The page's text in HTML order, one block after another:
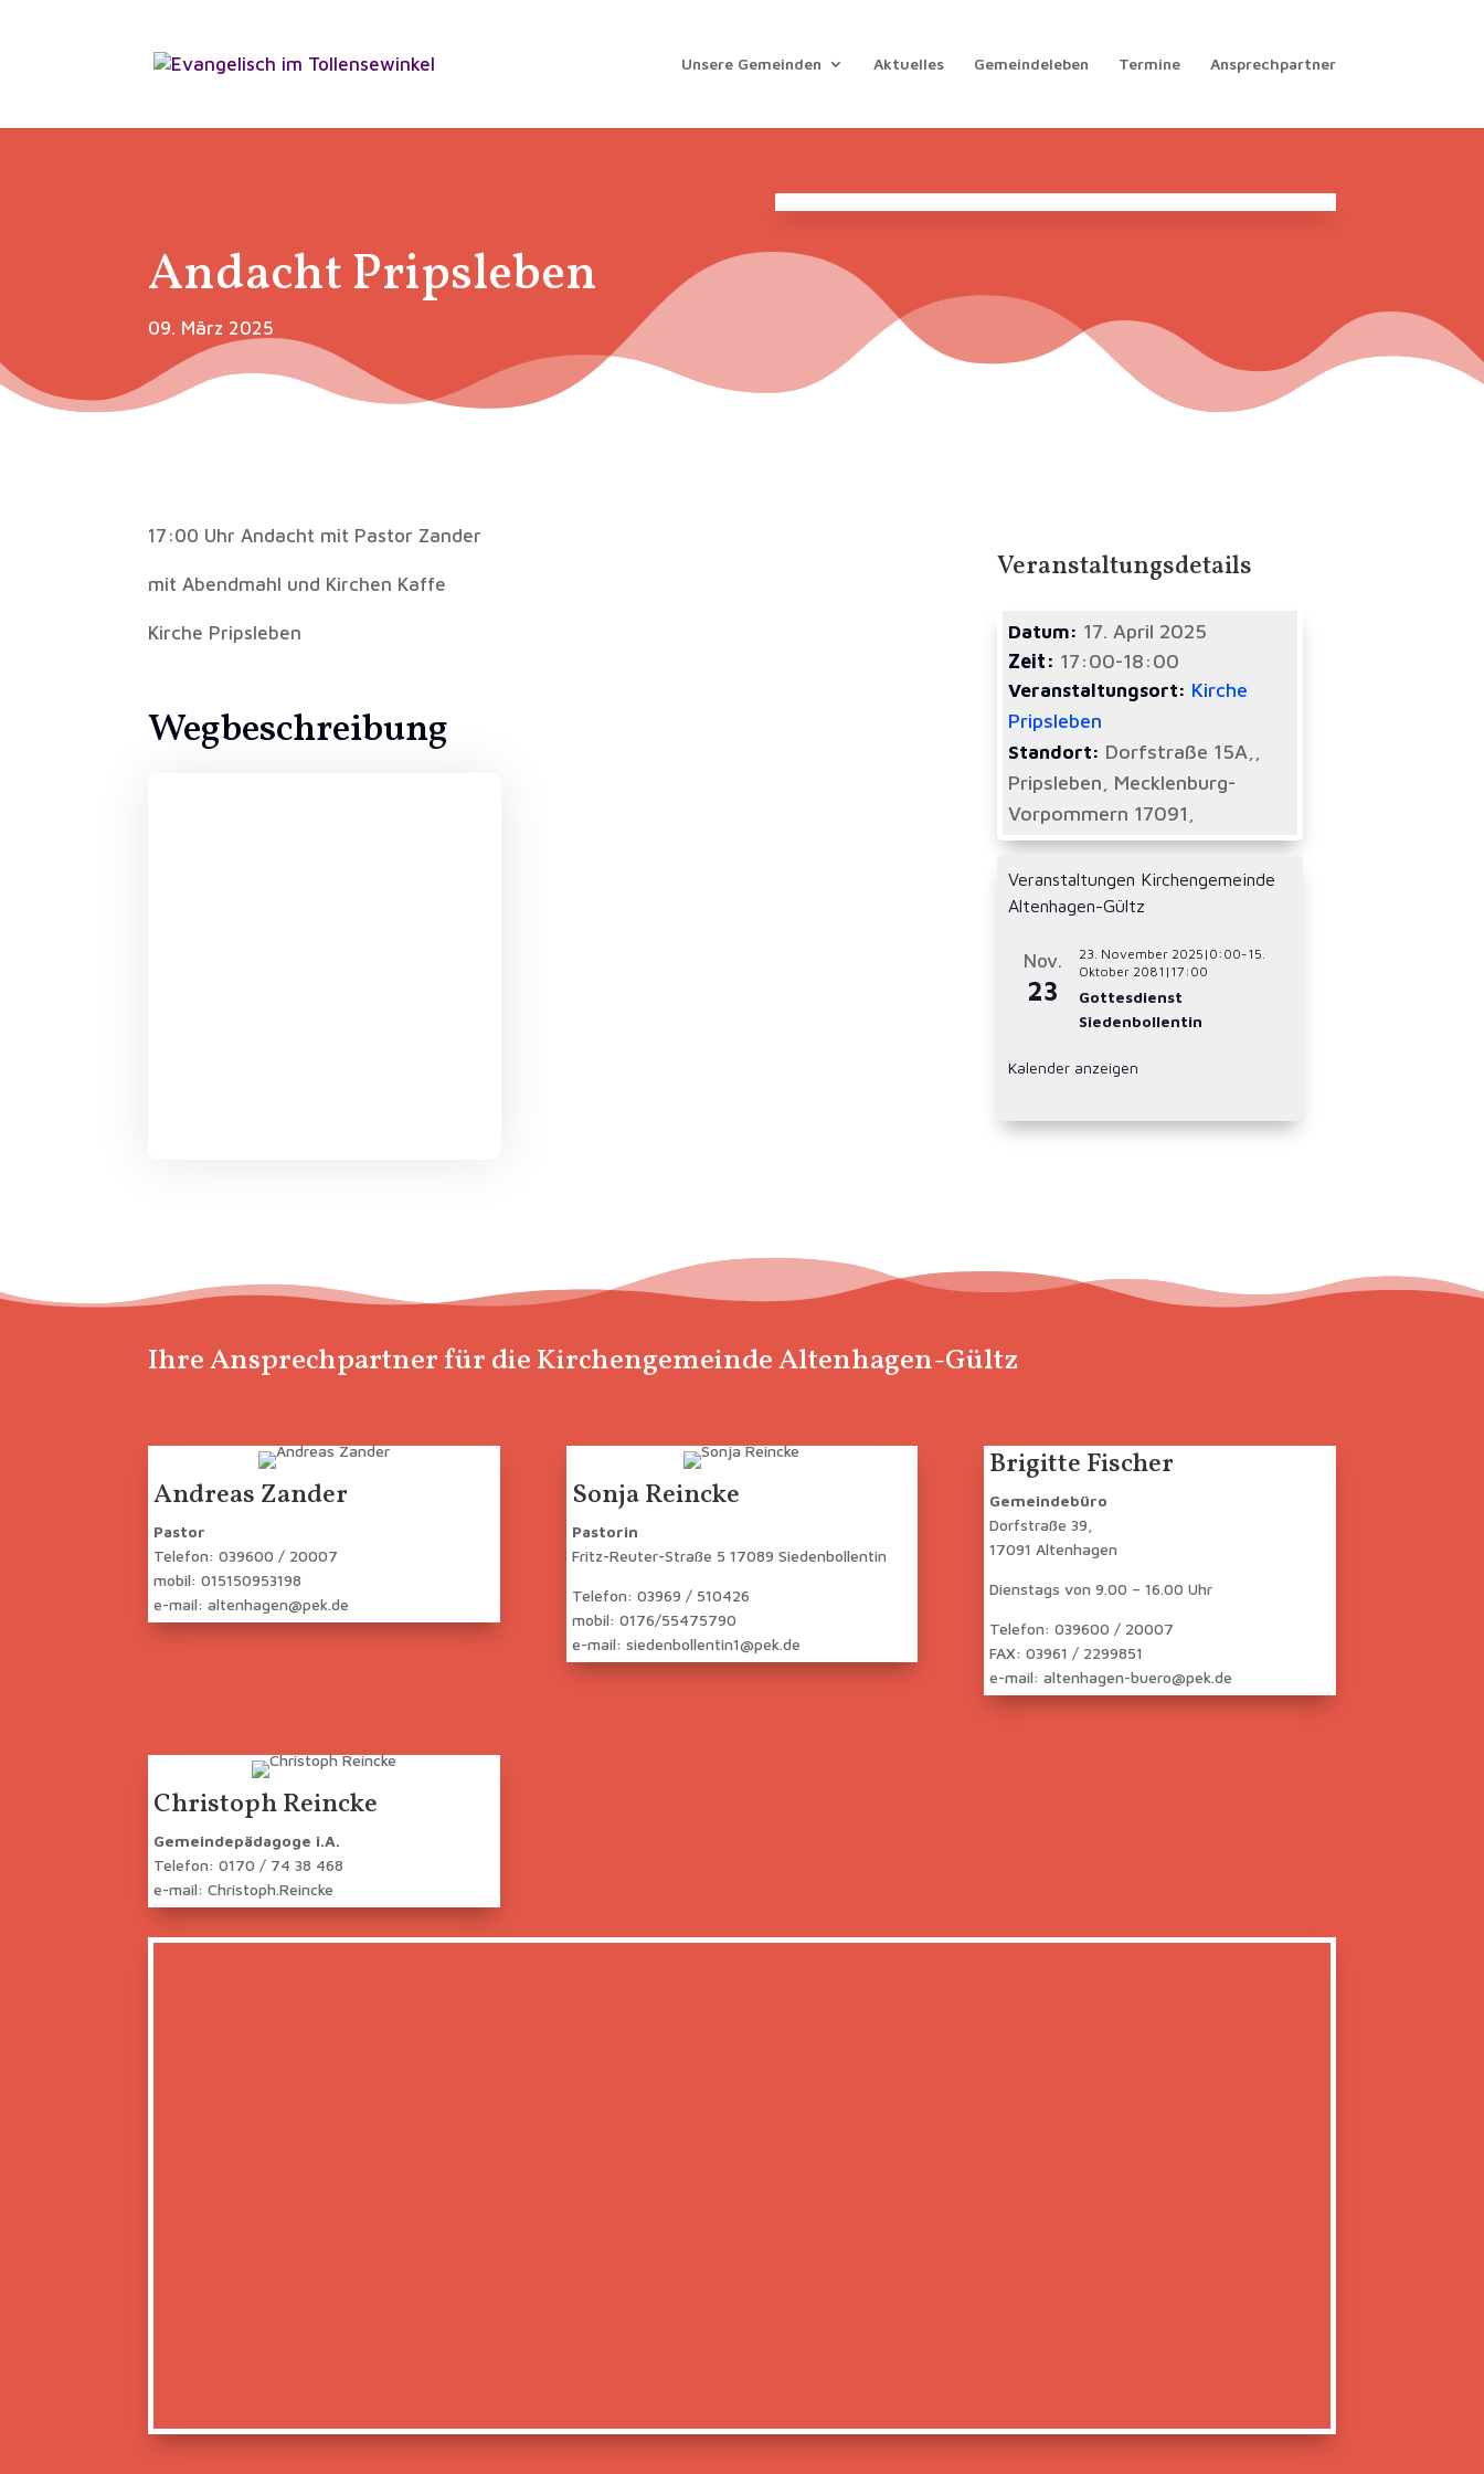
Unsere Gemeinden Aktuelles Gemeindeleben Termine Ansprechpartner
Andacht Pripsleben
09. März 2025
17:00 Uhr Andacht mit Pastor Zander
mit Abendmahl und Kirchen Kaffe
Kirche Pripsleben
Wegbeschreibung
Veranstaltungsdetails
Datum: 17. April 2025
Zeit: 17:00-18:00
Veranstaltungsort: Kirche
Pripsleben
Standort: Dorfstraße 15A,,
Pripsleben, Mecklenburg-
Vorpommern 17091,
Veranstaltungen Kirchengemeinde
Altenhagen-Gültz
Nov.
23
23. November 2025|0:00-15.
Oktober 2081|17:00
Gottesdienst
Siedenbollentin
Kalender anzeigen
Ihre Ansprechpartner für die Kirchengemeinde Altenhagen-Gültz
Andreas Zander
Pastor
Telefon: 039600 / 20007
mobil: 015150953198
e-mail: altenhagen@pek.de
Sonja Reincke
Pastorin
Fritz-Reuter-Straße 5 17089 Siedenbollentin
Telefon: 03969 / 510426
mobil: 0176/55475790
e-mail: siedenbollentin1@pek.de
Brigitte Fischer
Gemeindebüro
Dorfstraße 39,
17091 Altenhagen
Dienstags von 9.00 – 16.00 Uhr
Telefon: 039600 / 20007
FAX: 03961 / 2299851
e-mail: altenhagen-buero@pek.de
Christoph Reincke
Gemeindepädagoge i.A.
Telefon: 0170 / 74 38 468
e-mail: Christoph.Reincke